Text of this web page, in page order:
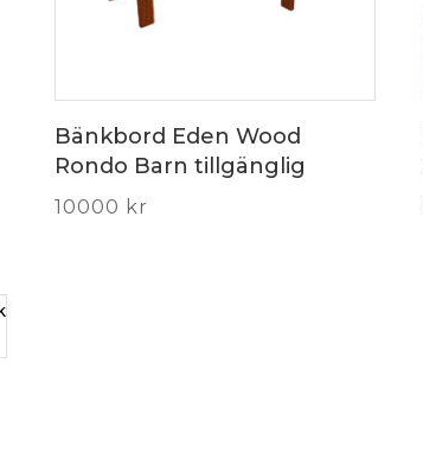
Bänkbord Eden Wood
Rondo Barn tillgänglig
10000 kr